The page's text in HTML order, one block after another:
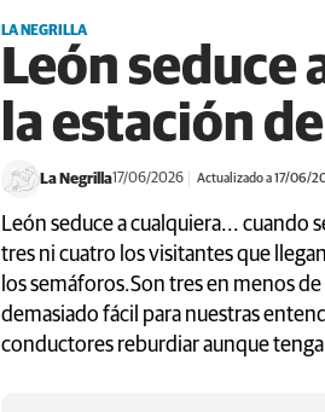
LA NEGRILLA
León seduce
la estación
La Negrilla17/06/2026 Actualizado a 17/06/
León seduce a cualquiera... cuando
tres ni cuatro los visitantes que
los semáforos.Son tres en menos
demasiado fácil para nuestras
conductores reburdiar aunque